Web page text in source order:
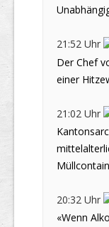
21:52 Uhr
Der Chef
einer
21:02 Uhr
20:32 Uhr
«Wenn